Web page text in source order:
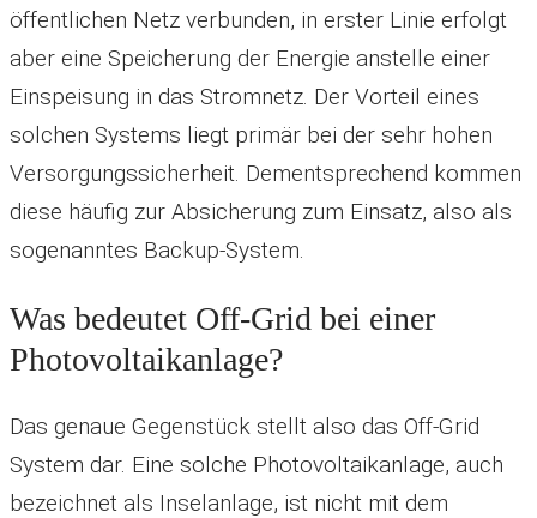
öffentlichen Netz verbunden, in erster Linie erfolgt
aber eine Speicherung der Energie anstelle einer
Einspeisung in das Stromnetz. Der Vorteil eines
solchen Systems liegt primär bei der sehr hohen
Versorgungssicherheit. Dementsprechend kommen
diese häufig zur Absicherung zum Einsatz, also als
sogenanntes Backup-System.
Was bedeutet Off-Grid bei einer
Photovoltaikanlage?
Das genaue Gegenstück stellt also das Off-Grid
System dar. Eine solche Photovoltaikanlage, auch
bezeichnet als Inselanlage, ist nicht mit dem